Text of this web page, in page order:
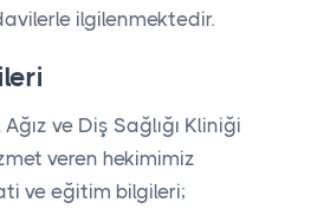
ilgilenmektedir.
ve Diş Sağlığı Kliniği
veren hekimimiz
ve eğitim bilgileri;